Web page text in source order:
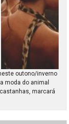
outono/inverno
moda do animal
marcará